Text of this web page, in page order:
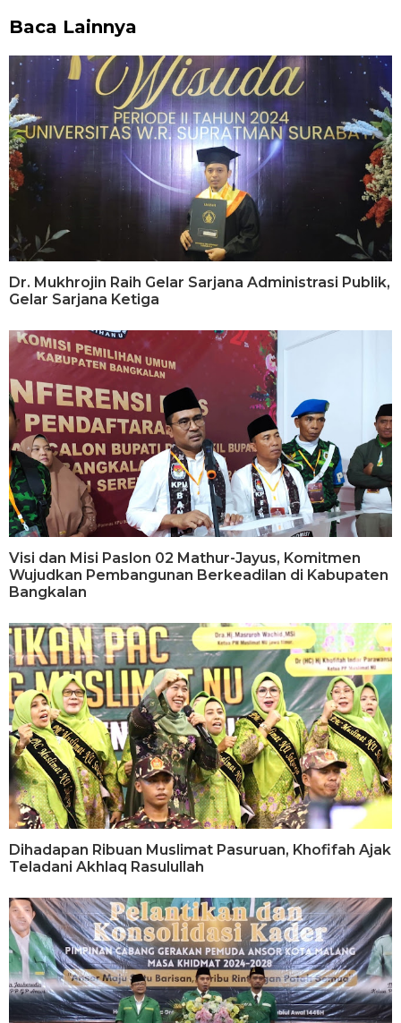
Baca Lainnya
Dr. Mukhrojin Raih Gelar Sarjana Administrasi Publik,
Gelar Sarjana Ketiga
Visi dan Misi Paslon 02 Mathur-Jayus, Komitmen
Wujudkan Pembangunan Berkeadilan di Kabupaten
Bangkalan
Dihadapan Ribuan Muslimat Pasuruan, Khofifah Ajak
Teladani Akhlaq Rasulullah